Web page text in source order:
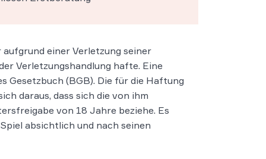
einer Verletzung seiner
Verletzungshandlung hafte. Eine
Gesetzbuch (BGB). Die für die Haftung
daraus, dass sich die von ihm
von 18 Jahre beziehe. Es
absichtlich und nach seinen